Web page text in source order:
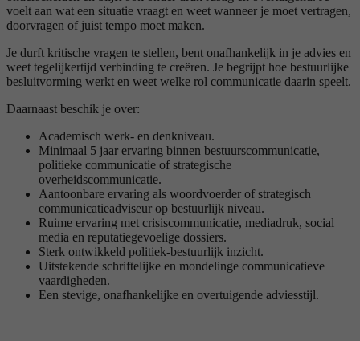
voelt aan wat een situatie vraagt en weet wanneer je moet vertragen,
doorvragen of juist tempo moet maken.
Je durft kritische vragen te stellen, bent onafhankelijk in je advies en
weet tegelijkertijd verbinding te creëren. Je begrijpt hoe bestuurlijke
besluitvorming werkt en weet welke rol communicatie daarin speelt.
Daarnaast beschik je over:
Academisch werk- en denkniveau.
Minimaal 5 jaar ervaring binnen bestuurscommunicatie,
politieke communicatie of strategische
overheidscommunicatie.
Aantoonbare ervaring als woordvoerder of strategisch
communicatieadviseur op bestuurlijk niveau.
Ruime ervaring met crisiscommunicatie, mediadruk, social
media en reputatiegevoelige dossiers.
Sterk ontwikkeld politiek-bestuurlijk inzicht.
Uitstekende schriftelijke en mondelinge communicatieve
vaardigheden.
Een stevige, onafhankelijke en overtuigende adviesstijl.